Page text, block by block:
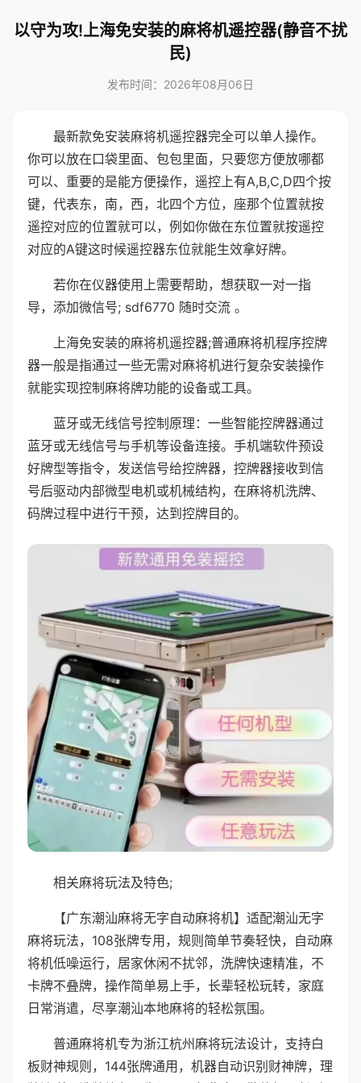
以守为攻!上海免安装的麻将机遥控器(静音不扰
民)
发布时间：2026年08月06日
最新款免安装麻将机遥控器完全可以单人操作。
你可以放在口袋里面、包包里面，只要您方便放哪都
可以、重要的是能方便操作，遥控上有A,B,C,D四个按
键，代表东，南，西，北四个方位，座那个位置就按
遥控对应的位置就可以，例如你做在东位置就按遥控
对应的A键这时候遥控器东位就能生效拿好牌。
若你在仪器使用上需要帮助，想获取一对一指
导，添加微信号; sdf6770 随时交流 。
上海免安装的麻将机遥控器;普通麻将机程序控牌
器一般是指通过一些无需对麻将机进行复杂安装操作
就能实现控制麻将牌功能的设备或工具。
蓝牙或无线信号控制原理：一些智能控牌器通过
蓝牙或无线信号与手机等设备连接。手机端软件预设
好牌型等指令，发送信号给控牌器，控牌器接收到信
号后驱动内部微型电机或机械结构，在麻将机洗牌、
码牌过程中进行干预，达到控牌目的。
相关麻将玩法及特色;
【广东潮汕麻将无字自动麻将机】适配潮汕无字
麻将玩法，108张牌专用，规则简单节奏轻快，自动麻
将机低噪运行，居家休闲不扰邻，洗牌快速精准，不
卡牌不叠牌，操作简单易上手，长辈轻松玩转，家庭
日常消遣，尽享潮汕本地麻将的轻松氛围。
普通麻将机专为浙江杭州麻将玩法设计，支持白
板财神规则，144张牌通用，机器自动识别财神牌，理